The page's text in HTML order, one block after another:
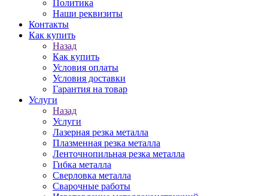
Политика
Наши реквизиты
Контакты
Как купить
Назад
Как купить
Условия оплаты
Условия доставки
Гарантия на товар
Услуги
Назад
Услуги
Лазерная резка металла
Плазменная резка металла
Ленточнопильная резка металла
Гибка металла
Сверловка металла
Сварочные работы